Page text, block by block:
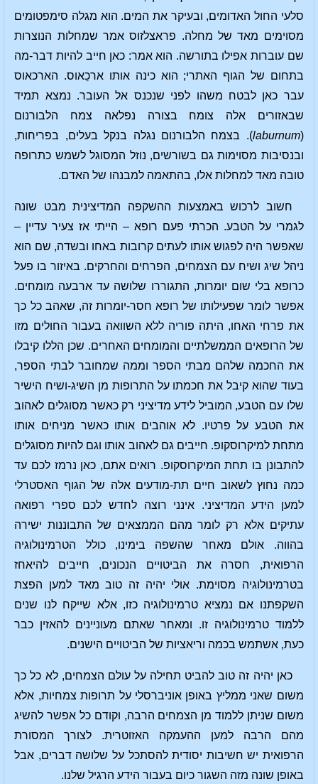
סלעי החול האדומים, ובעיקר את המים. הוא מגלה סימפטומים
מסוימים מאד של מחלה. פראצלזוס אמר שמחלות הנוצרות
שם עוברות אפילו בתורשה. הוא אמר: כאן חייב להיות דבר-מה
בתחום של הגוף האתרי; הוא כינה אותו ארכֵאוס. הארכאוס
עבר כאן לבטח משהו לפני שנכנס אל העובר. נמצא תמיד
שבאזורים אלה צומח בצורה נפלאה צמח הלבורנום
(
laburnum). בצמח הלבורנום נגלה בנקל בעלים, בפריחות,
ובנסיבות מסוימות גם בשורשים, נוזל המסוגל לשמש כתרופה
טובה מאד למחלות אלו, בהתאמה למבנהו של האדם.
חשוב לרכוש באמצעות ההשקפה המדיצינית מבט שונה
לגמרי על הטבע. הכרתי פעם רופא – הייתי אז צעיר עדיין –
שאפשר היה לפגוש אותו לעתים קרובות באחו ובשדה, שם הוא
ניהל שיג ושיח עם הצמחים, הפרחים והחרקים. באיזור בו פעל
כרופא בלי שום יומרות, התגוררו שלושה עד ארבעה מומחים.
אפשר לומר שפעילותו של רופא חסר-יומרות זה, שאהב כל כך
את פרחי האחו, היתה פוריה ללא השוואה בעבור החולים מזו
של הרופאים הממשלתיים והמומחים האחרים. שכן הללו קיבלו
את החכמה שלהם מבתי הספר וממה שמחובר לבתי הספר,
בעוד שהוא קיבל את חכמתו על התרופות מן השיג-ושיח הישיר
שלו עם הטבע, המוביל לידע מדיציני רק כאשר מסוגלים לאהוב
את הטבע על פרטיו. לא אוהבים אותו כאשר מניחים אותו
מתחת למיקרוסקופ. חייבים גם לאהוב אותו וגם להיות מסוגלים
להתבונן בו תחת המיקרוסקופ. רואים אתם, כאן נרמז לכם עד
כמה נחוץ לשאוב חיים תת-מודעים אלה של הגוף האסטרלי
למען הידע המדיציני. אינני רוצה לחדש לכם ספרי רפואה
עתיקים אלא רק לומר מהם הממצאים של התבוננות ישירה
בהווה. אולם מאחר שהשפה בימינו, כולל הטרמינולוגיה
הרפואית, חסרה את הביטויים הנכונים, חייבים להיאחז
בטרמינולוגיה מסוימת. אולי יהיה זה טוב מאד למען הפצת
השקפתנו אם נמציא טרמינולוגיה כזו, אלא שייקח לנו שנים
ללמוד טרמינולוגיה זו. ומאחר שאתם מעוניינים להאזין כבר
כעת, אשתמש בכמה וריאציות של הביטויים הישנים.
כאן יהיה זה טוב להביט תחילה על עולם הצמחים, לא כל כך
משום שאני ממליץ באופן אוניברסלי על תרופות צמחיות, אלא
משום שניתן ללמוד מן הצמחים הרבה, וקודם כל אפשר להשיג
מהם הרבה למען ההעמקה האזוטרית. לצורך המסורת
הרפואית יש חשיבות יסודית להסתכל על שלושה דברים, אבל
באופן שונה מזה השגור כיום בעבור הידע הרגיל שלנו.